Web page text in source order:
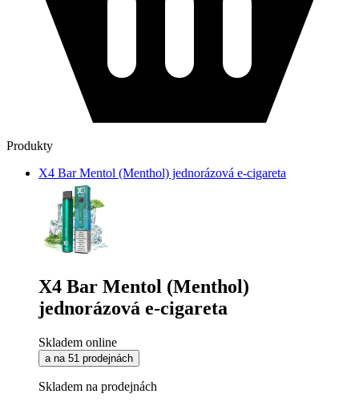
Produkty
X4 Bar Mentol (Menthol) jednorázová e-cigareta
X4 Bar Mentol (Menthol)
jednorázová e-cigareta
Skladem online
a na 51 prodejnách
Skladem na prodejnách